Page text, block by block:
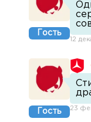
Гость
12
Гость 23